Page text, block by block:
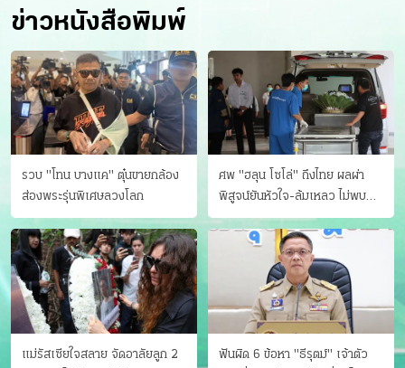
ข่าวหนังสือพิมพ์
รวบ "โทน บางแค" ตุ๋นขายกล้อง
ส่องพระรุ่นพิเศษลวงโลก
ศพ "ฮลุน โซโล่" ถึงไทย ผลผ่า
พิสูจน์ยันหัวใจ-ล้มเหลว ไม่พบ
บาดแผล
แม่รัสเซียใจสลาย จัดอาลัยลูก 2
ฟันผิด 6 ข้อหา "ธีรุตม์" เจ้าตัว